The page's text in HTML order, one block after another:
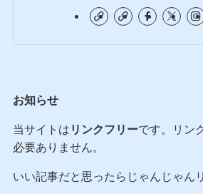
お知らせ
当サイトは リンクフリーです。リン
必要ありません。
いい記事だと思ったらじゃんじゃん